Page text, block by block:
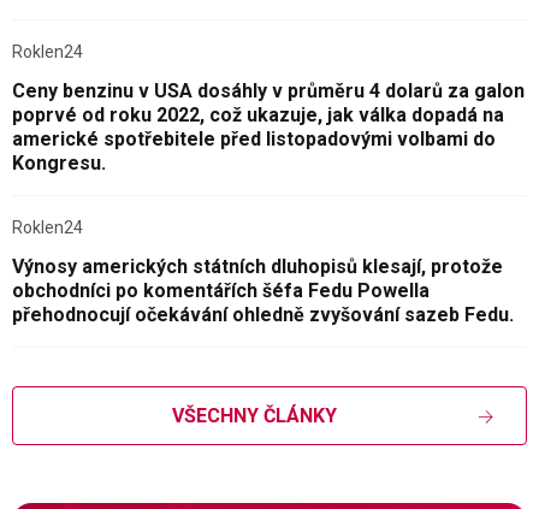
Roklen24
Ceny benzinu v USA dosáhly v průměru 4 dolarů za galon
poprvé od roku 2022, což ukazuje, jak válka dopadá na
americké spotřebitele před listopadovými volbami do
Kongresu.
Roklen24
Výnosy amerických státních dluhopisů klesají, protože
obchodníci po komentářích šéfa Fedu Powella
přehodnocují očekávání ohledně zvyšování sazeb Fedu.
VŠECHNY ČLÁNKY